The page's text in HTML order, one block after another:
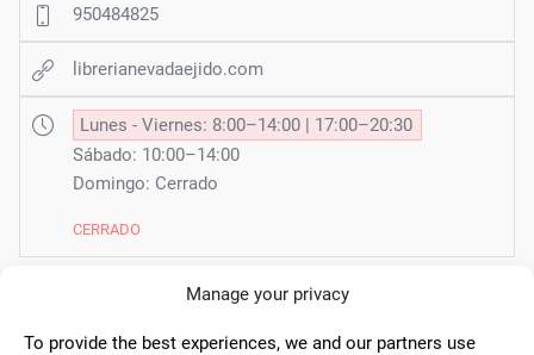
Manage your privacy
To provide the best experiences, we and our partners use
950484825
librerianevadaejido.com
Lunes - Viernes: 8:00–14:00 | 17:00–20:30
Sábado: 10:00–14:00
Domingo: Cerrado
CERRADO
121 Comentarios